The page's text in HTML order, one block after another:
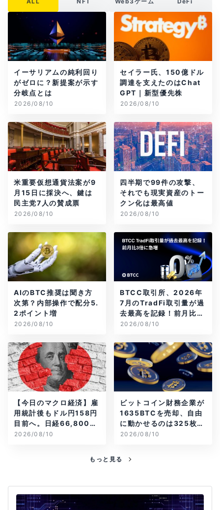
イーサリアムの純利回り
がゼロに？新提案が示す
分岐点とは
2026/08/10
セイラー氏、150億ドル
調達を支えたのはChat
GPT｜新型優先株
2026/08/10
米重要仮想通貨法案が9
月15日に採決へ、鍵は
民主党7人の賛成票
2026/08/10
四半期で99件の攻撃、
それでも現実資産のトー
クン化は最高値
2026/08/10
AIのBTC推奨は聞き方
次第？内部操作で配分5.
2ポイント増
2026/08/10
BTCC取引所、2026年
7月のTradFi取引量が過
去最高を記録！前月比3
倍に急増
2026/08/10
【今日のマクロ経済】雇
用統計後もドル円158円
目前へ。日経66,800円
台に急伸
2026/08/10
ビットコイン財務企業が
1635BTCを売却、自由
に動かせるのは325枚だ
け
2026/08/10
もっと見る